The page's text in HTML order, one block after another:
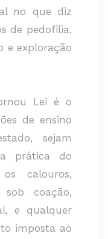
no que diz
de pedofilia,
e exploração
Lei é o
de ensino
sejam
prática do
calouros,
coação,
e qualquer
imposta ao